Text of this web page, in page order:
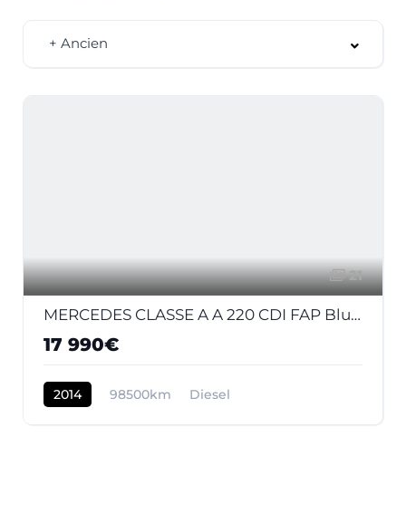
+ Ancien
21
MERCEDES CLASSE A A 220 CDI FAP BlueEfficiency - BV 7G-DCT Fascination
17 990€
2014 98500km Diesel